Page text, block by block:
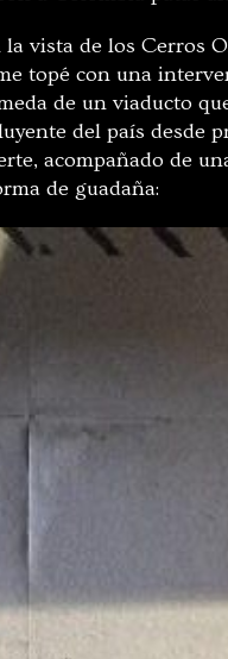
vista de los Cerros
topé con una
de un viaducto
del país desde
acompañado de
de guadaña: